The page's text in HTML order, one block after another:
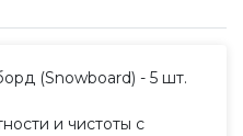
(Snowboard) - 5 шт.
и чистоты с